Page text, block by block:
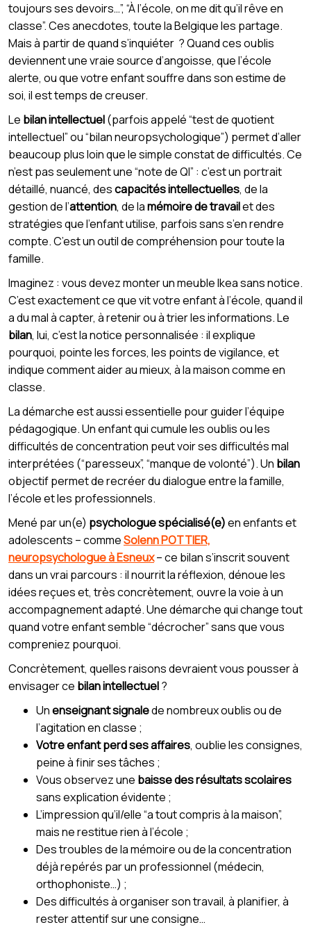
toujours ses devoirs…”, “À l’école, on me dit qu’il rêve en
classe”. Ces anecdotes, toute la Belgique les partage.
Mais à partir de quand s’inquiéter ? Quand ces oublis
deviennent une vraie source d’angoisse, que l’école
alerte, ou que votre enfant souffre dans son estime de
soi, il est temps de creuser.
Le bilan intellectuel(parfois appelé “test de quotient
intellectuel” ou “bilan neuropsychologique”) permet d’aller
beaucoup plus loin que le simple constat de difficultés. Ce
n’est pas seulement une “note de QI” : c’est un portrait
détaillé, nuancé, descapacités intellectuelles, de la
gestion de l’attention, de lamémoire de travailet des
stratégies que l’enfant utilise, parfois sans s’en rendre
compte. C’est un outil de compréhension pour toute la
famille.
Imaginez : vous devez monter un meuble Ikea sans notice.
C’est exactement ce que vit votre enfant à l’école, quand il
a du mal à capter, à retenir ou à trier les informations. Le
bilan, lui, c’est la notice personnalisée : il explique
pourquoi, pointe les forces, les points de vigilance, et
indique comment aider au mieux, à la maison comme en
classe.
La démarche est aussi essentielle pour guider l’équipe
pédagogique. Un enfant qui cumule les oublis ou les
difficultés de concentration peut voir ses difficultés mal
interprétées (“paresseux”, “manque de volonté”). Un bilan
objectif permet de recréer du dialogue entre la famille,
l’école et les professionnels.
Mené par un(e) psychologue spécialisé(e)en enfants et
adolescents – commeSolenn POTTIER,
neuropsychologue à Esneux– ce bilan s’inscrit souvent
dans un vrai parcours : il nourrit la réflexion, dénoue les
idées reçues et, très concrètement, ouvre la voie à un
accompagnement adapté. Une démarche qui change tout
quand votre enfant semble “décrocher” sans que vous
compreniez pourquoi.
Concrètement, quelles raisons devraient vous pousser à
envisager ce bilan intellectuel?
Unenseignant signalede nombreux oublis ou de
l’agitation en classe ;
Votre enfant perd ses affaires, oublie les consignes,
peine à finir ses tâches ;
Vous observez une baisse des résultats scolaires
sans explication évidente ;
L’impression qu’il/elle “a tout compris à la maison”,
mais ne restitue rien à l’école ;
Des troubles de la mémoire ou de la concentration
déjà repérés par un professionnel (médecin,
orthophoniste…) ;
Des difficultés à organiser son travail, à planifier, à
rester attentif sur une consigne…